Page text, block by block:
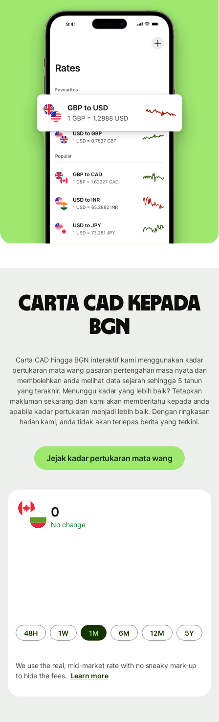
Carta CAD kepada
BGN
Carta CAD hingga BGN interaktif kami menggunakan kadar
pertukaran mata wang pasaran pertengahan masa nyata dan
membolehkan anda melihat data sejarah sehingga 5 tahun
yang terakhir. Menunggu kadar yang lebih baik? Tetapkan
makluman sekarang dan kami akan memberitahu kepada anda
apabila kadar pertukaran menjadi lebih baik. Dengan ringkasan
harian kami, anda tidak akan terlepas berita yang terkini.
Jejak kadar pertukaran mata wang
0
No change
Time
period
48H 1W 1M 6M 12M 5Y
We use the real, mid-market rate with no sneaky mark-up
to hide the fees. Learn more